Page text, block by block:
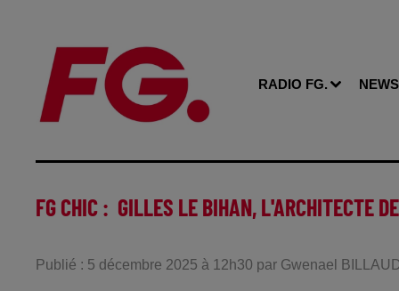
RADIO FG. NEWS
FG CHIC : GILLES LE BIHAN, L'ARCHITECTE
Publié : 5 décembre 2025 à 12h30 par Gwenael